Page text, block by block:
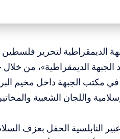
الديمقراطية لتحرير
الجبهة الديمقراطية»، من
في مكتب الجبهة داخل مخيم
واللجان الشعبية
النابلسية الحفل بعزف